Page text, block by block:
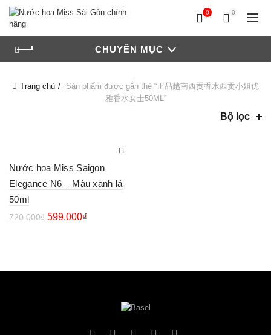
0 0
CHUYÊN MỤC
Trang chủ
Sản phẩm được gắn thẻ “正品越南西贡香水西贡小姐优
雅香水女士50ML”
Bộ lọc
Nước hoa Miss Saigon
Elegance N6 – Màu xanh lá
50ml
720.000₫ 599.000₫